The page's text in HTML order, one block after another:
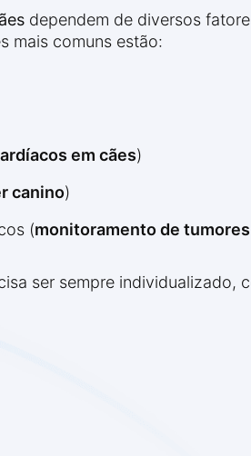
dependem de diversos
mais comuns estão:
em cães)
canino)
(monitoramento de
ser sempre individualizado,